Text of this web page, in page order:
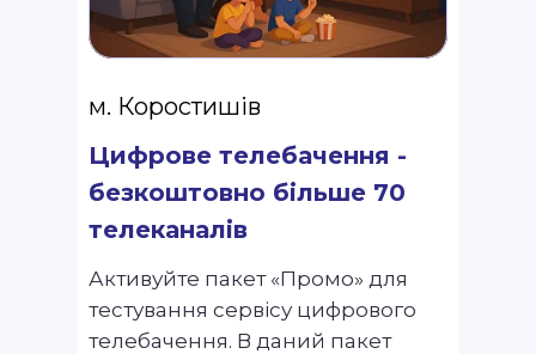
м. Коростишів
Цифрове телебачення -
безкоштовно більше 70
телеканалів
Активуйте пакет «Промо» для
тестування сервісу цифрового
телебачення. В даний пакет